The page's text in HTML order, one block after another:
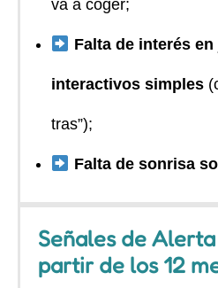
va a coger;
Falta de interés
interactivos simples
tras”);
Falta de sonrisa
Señales de
partir de los 12